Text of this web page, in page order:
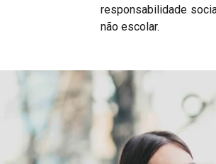
responsabilidade
não escolar.